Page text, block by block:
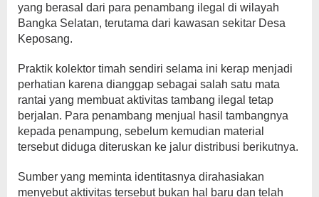
yang berasal dari para penambang ilegal di wilayah
Bangka Selatan, terutama dari kawasan sekitar Desa
Keposang.
Praktik kolektor timah sendiri selama ini kerap menjadi
perhatian karena dianggap sebagai salah satu mata
rantai yang membuat aktivitas tambang ilegal tetap
berjalan. Para penambang menjual hasil tambangnya
kepada penampung, sebelum kemudian material
tersebut diduga diteruskan ke jalur distribusi berikutnya.
Sumber yang meminta identitasnya dirahasiakan
menyebut aktivitas tersebut bukan hal baru dan telah